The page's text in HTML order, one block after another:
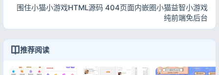
围住小猫小游戏HTML源码 404页面内嵌圈小猫益智小游戏
纯前端免后台
推荐阅读